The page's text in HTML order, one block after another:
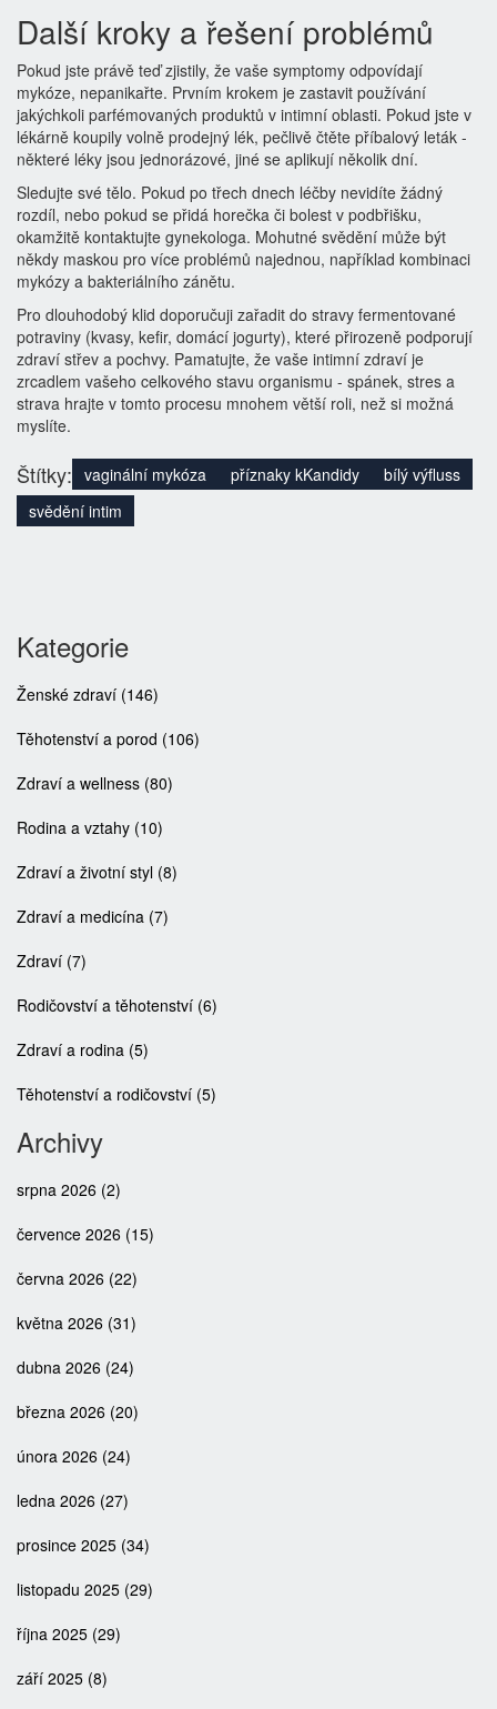
Další kroky a řešení problémů
Pokud jste právě teď zjistily, že vaše symptomy odpovídají
mykóze, nepanikařte. Prvním krokem je zastavit používání
jakýchkoli parfémovaných produktů v intimní oblasti. Pokud jste v
lékárně koupily volně prodejný lék, pečlivě čtěte příbalový leták -
některé léky jsou jednorázové, jiné se aplikují několik dní.
Sledujte své tělo. Pokud po třech dnech léčby nevidíte žádný
rozdíl, nebo pokud se přidá horečka či bolest v podbřišku,
okamžitě kontaktujte gynekologa. Mohutné svědění může být
někdy maskou pro více problémů najednou, například kombinaci
mykózy a bakteriálního zánětu.
Pro dlouhodobý klid doporučuji zařadit do stravy fermentované
potraviny (kvasy, kefir, domácí jogurty), které přirozeně podporují
zdraví střev a pochvy. Pamatujte, že vaše intimní zdraví je
zrcadlem vašeho celkového stavu organismu - spánek, stres a
strava hrajte v tomto procesu mnohem větší roli, než si možná
myslíte.
Štítky: vaginální mykóza příznaky kKandidy
bílý výfluss
svědění intim
Kategorie
Ženské zdraví (146)
Těhotenství a porod (106)
Zdraví a wellness (80)
Rodina a vztahy (10)
Zdraví a životní styl (8)
Zdraví a medicína (7)
Zdraví (7)
Rodičovství a těhotenství (6)
Zdraví a rodina (5)
Těhotenství a rodičovství (5)
Archivy
srpna 2026 (2)
července 2026 (15)
června 2026 (22)
května 2026 (31)
dubna 2026 (24)
března 2026 (20)
února 2026 (24)
ledna 2026 (27)
prosince 2025 (34)
listopadu 2025 (29)
října 2025 (29)
září 2025 (8)